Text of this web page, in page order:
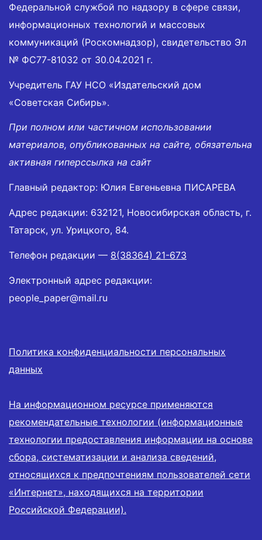
Федеральной службой по надзору в сфере связи,
информационных технологий и массовых
коммуникаций (Роскомнадзор), свидетельство Эл
№ ФС77-81032 от 30.04.2021 г.
Учредитель ГАУ НСО «Издательский дом
«Советская Сибирь».
При полном или частичном использовании
материалов, опубликованных на сайте, обязательна
активная гиперссылка на сайт
Главный редактор: Юлия Евгеньевна ПИСАРЕВА
Адрес редакции: 632121, Новосибирская область, г.
Татарск, ул. Урицкого, 84.
Телефон редакции — 8(38364) 21-673
Электронный адрес редакции:
people_paper@mail.ru
Политика конфиденциальности персональных
данных
На информационном ресурсе применяются
рекомендательные технологии (информационные
технологии предоставления информации на основе
сбора, систематизации и анализа сведений,
относящихся к предпочтениям пользователей сети
«Интернет», находящихся на территории
Российской Федерации).